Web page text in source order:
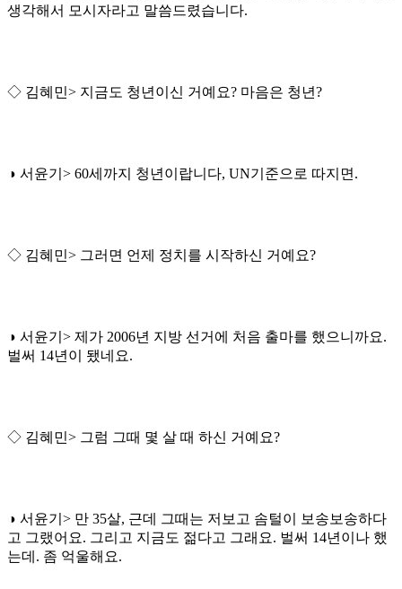
생각해서 모시자라고 말씀드렸습니다.
◇ 김혜민> 지금도 청년이신 거예요? 마음은 청년?
◑ 서윤기> 60세까지 청년이랍니다, UN기준으로 따지면.
◇ 김혜민> 그러면 언제 정치를 시작하신 거예요?
◑ 서윤기> 제가 2006년 지방 선거에 처음 출마를 했으니까요.
벌써 14년이 됐네요.
◇ 김혜민> 그럼 그때 몇 살 때 하신 거예요?
◑ 서윤기> 만 35살, 근데 그때는 저보고 솜털이 보송보송하다
고 그랬어요. 그리고 지금도 젊다고 그래요. 벌써 14년이나 했
는데. 좀 억울해요.